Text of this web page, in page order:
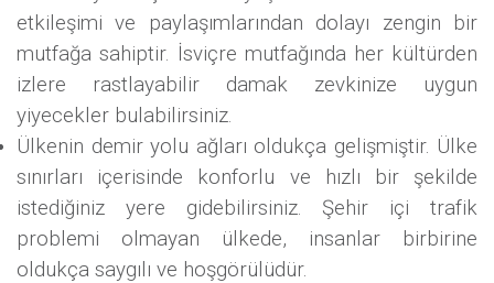
etkileşimi ve paylaşımlarından dolayı zengin bir
mutfağa sahiptir. İsviçre mutfağında her kültürden
izlere rastlayabilir damak zevkinize uygun
yiyecekler bulabilirsiniz.
Ülkenin demir yolu ağları oldukça gelişmiştir. Ülke
sınırları içerisinde konforlu ve hızlı bir şekilde
istediğiniz yere gidebilirsiniz. Şehir içi trafik
problemi olmayan ülkede, insanlar birbirine
oldukça saygılı ve hoşgörülüdür.